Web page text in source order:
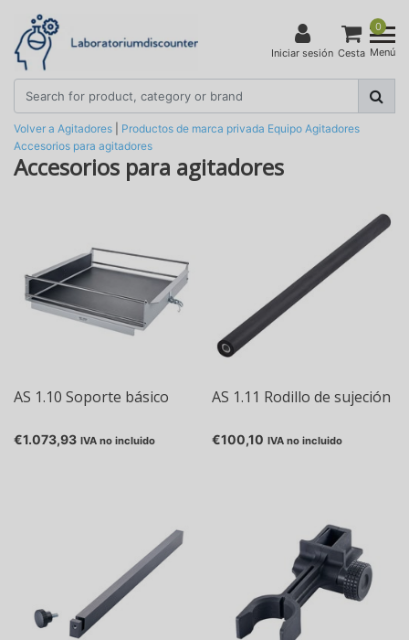
Iniciar sesión
0
Cesta Menú
Volver a Agitadores Productos de marca privada Equipo Agitadores
Accesorios para agitadores
Accesorios para agitadores
AS 1.10 Soporte básico
€1.073,93 IVA no incluido
AS 1.11 Rodillo de sujeción
€100,10 IVA no incluido